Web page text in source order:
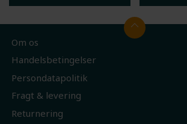
Om os
Handelsbetingelser
Persondatapolitik
Fragt & levering
Returnering